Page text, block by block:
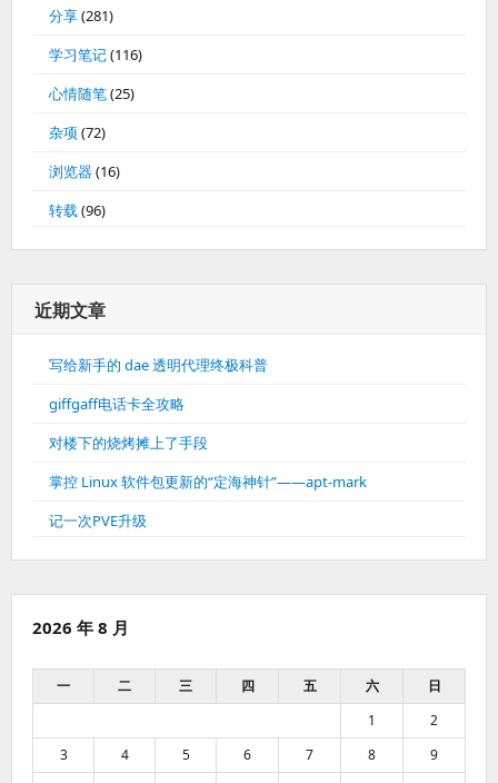
分享(281)
学习笔记(116)
心情随笔(25)
杂项 (72)
浏览器(16)
转载(96)
近期文章
写给新手的 dae 透明代理终极科普
giffgaff电话卡全攻略
对楼下的烧烤摊上了手段
掌控 Linux 软件包更新的“定海神针”——apt-mark
记一次PVE升级
2026 年 8 月
一 二 三 四 五 六
日
1
2
3
4 5 6 7 8
9